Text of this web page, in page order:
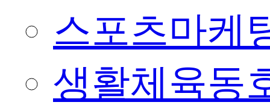
스포츠마케
생활체육동